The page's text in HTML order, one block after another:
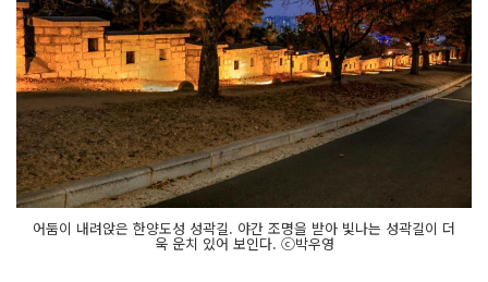
어둠이 내려앉은 한양도성 성곽길. 야간 조명을 받아 빛나는 성곽길이 더
욱 운치 있어 보인다. ⓒ박우영